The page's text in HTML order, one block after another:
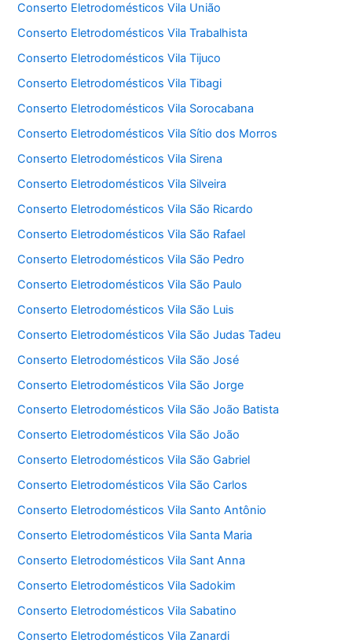
Conserto Eletrodomésticos Vila União
Conserto Eletrodomésticos Vila Trabalhista
Conserto Eletrodomésticos Vila Tijuco
Conserto Eletrodomésticos Vila Tibagi
Conserto Eletrodomésticos Vila Sorocabana
Conserto Eletrodomésticos Vila Sítio dos Morros
Conserto Eletrodomésticos Vila Sirena
Conserto Eletrodomésticos Vila Silveira
Conserto Eletrodomésticos Vila São Ricardo
Conserto Eletrodomésticos Vila São Rafael
Conserto Eletrodomésticos Vila São Pedro
Conserto Eletrodomésticos Vila São Paulo
Conserto Eletrodomésticos Vila São Luis
Conserto Eletrodomésticos Vila São Judas Tadeu
Conserto Eletrodomésticos Vila São José
Conserto Eletrodomésticos Vila São Jorge
Conserto Eletrodomésticos Vila São João Batista
Conserto Eletrodomésticos Vila São João
Conserto Eletrodomésticos Vila São Gabriel
Conserto Eletrodomésticos Vila São Carlos
Conserto Eletrodomésticos Vila Santo Antônio
Conserto Eletrodomésticos Vila Santa Maria
Conserto Eletrodomésticos Vila Sant Anna
Conserto Eletrodomésticos Vila Sadokim
Conserto Eletrodomésticos Vila Sabatino
Conserto Eletrodomésticos Vila Zanardi